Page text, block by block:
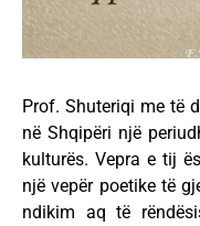
Prof. Shuteriqi me të
në Shqipëri një
kulturës. Vepra e tij
një vepër poetike të
ndikim aq të